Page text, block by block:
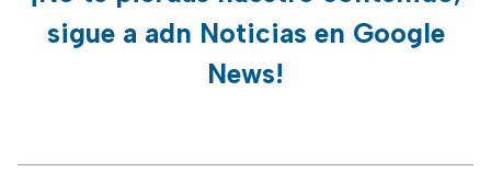
sigue a adn Noticias en Google
News!